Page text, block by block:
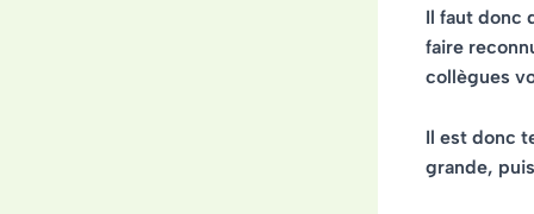
Il faut donc
faire
collègues
Il est donc
grande,